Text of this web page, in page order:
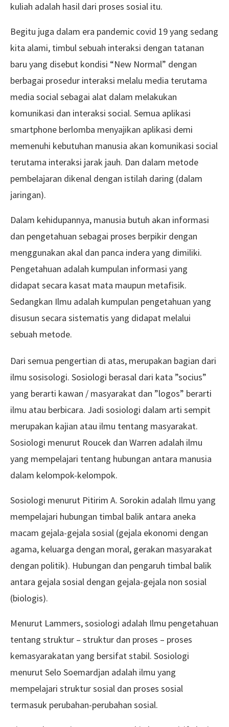
kuliah adalah hasil dari proses sosial itu.
Begitu juga dalam era pandemic covid 19 yang sedang
kita alami, timbul sebuah interaksi dengan tatanan
baru yang disebut kondisi “New Normal” dengan
berbagai prosedur interaksi melalu media terutama
media social sebagai alat dalam melakukan
komunikasi dan interaksi social. Semua aplikasi
smartphone berlomba menyajikan aplikasi demi
memenuhi kebutuhan manusia akan komunikasi social
terutama interaksi jarak jauh. Dan dalam metode
pembelajaran dikenal dengan istilah daring (dalam
jaringan).
Dalam kehidupannya, manusia butuh akan informasi
dan pengetahuan sebagai proses berpikir dengan
menggunakan akal dan panca indera yang dimiliki.
Pengetahuan adalah kumpulan informasi yang
didapat secara kasat mata maupun metafisik.
Sedangkan Ilmu adalah kumpulan pengetahuan yang
disusun secara sistematis yang didapat melalui
sebuah metode.
Dari semua pengertian di atas, merupakan bagian dari
ilmu sosisologi. Sosiologi berasal dari kata ”socius”
yang berarti kawan / masyarakat dan ”logos” berarti
ilmu atau berbicara. Jadi sosiologi dalam arti sempit
merupakan kajian atau ilmu tentang masyarakat.
Sosiologi menurut Roucek dan Warren adalah ilmu
yang mempelajari tentang hubungan antara manusia
dalam kelompok-kelompok.
Sosiologi menurut Pitirim A. Sorokin adalah Ilmu yang
mempelajari hubungan timbal balik antara aneka
macam gejala-gejala sosial (gejala ekonomi dengan
agama, keluarga dengan moral, gerakan masyarakat
dengan politik). Hubungan dan pengaruh timbal balik
antara gejala sosial dengan gejala-gejala non sosial
(biologis).
Menurut Lammers, sosiologi adalah Ilmu pengetahuan
tentang struktur – struktur dan proses – proses
kemasyarakatan yang bersifat stabil. Sosiologi
menurut Selo Soemardjan adalah ilmu yang
mempelajari struktur sosial dan proses sosial
termasuk perubahan-perubahan sosial.